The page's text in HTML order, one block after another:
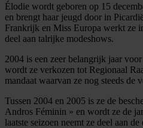
Élodie wordt geboren op 15
en brengt haar jeugd door in
Frankrijk en Miss Europa werkt ze
deel aan talrijke modeshows.
2004 is een zeer belangrijk jaar
wordt ze verkozen tot Regionaal
mandaat waarvan ze nog steeds de
Tussen 2004 en 2005 is ze de
Andros Féminin » en wordt ze de
laatste seizoen neemt ze deel aan